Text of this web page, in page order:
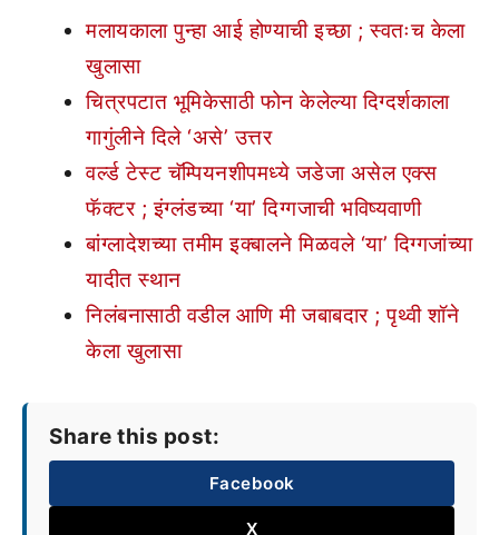
मलायकाला पुन्हा आई होण्याची इच्छा ; स्वतःच केला
खुलासा
चित्रपटात भूमिकेसाठी फोन केलेल्या दिग्दर्शकाला
गागुंलीने दिले ‘असे’ उत्तर
वर्ल्ड टेस्ट चॅम्पियनशीपमध्ये जडेजा असेल एक्स
फॅक्टर ; इंग्लंडच्या ‘या’ दिग्गजाची भविष्यवाणी
बांग्लादेशच्या तमीम इक्बालने मिळवले ‘या’ दिग्गजांच्या
यादीत स्थान
निलंबनासाठी वडील आणि मी जबाबदार ; पृथ्वी शॉने
केला खुलासा
Share this post:
Facebook
X